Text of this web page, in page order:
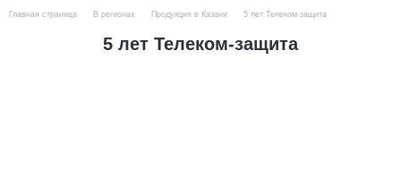
Главная страница В регионах Продукция в Казани 5 лет Телеком-защита
5 лет Телеком-защита